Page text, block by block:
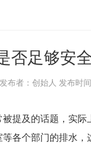
否足够安
发布者：创始人 发布时
被提及的话题，实
各个部门的排水